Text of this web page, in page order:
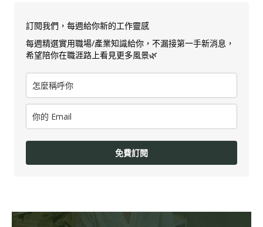
訂閱我們，每週給你新的工作靈感
每週精選實用職場/產業知識給你，不漏接第一手新消息，
希望陪你在職涯路上看見更多風景🌿
免費訂閱